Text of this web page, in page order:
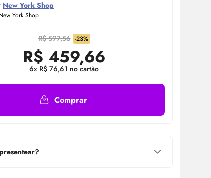
New York Shop
York Shop
R$ 597,56 -23%
R$ 459,66
6x R$ 76,61 no cartão
Comprar